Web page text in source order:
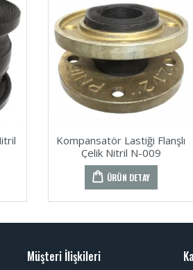
Kompansatör Lastiği Flanşlı
Çelik Nitril N-009
ÜRÜN DETAY
Müşteri İlişkileri